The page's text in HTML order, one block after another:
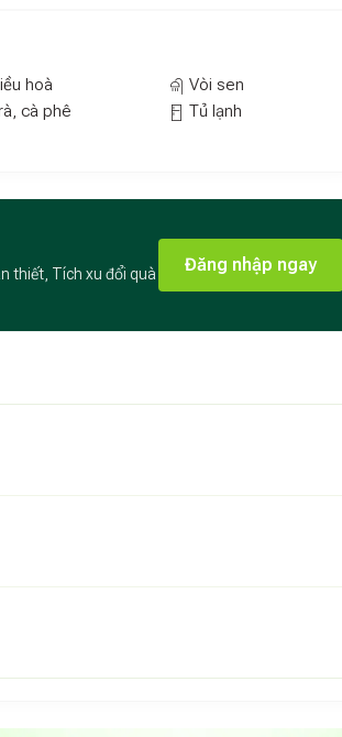
hoà
Vòi sen
cà phê Tủ lạnh
thiết, Tích xu đổi quà
Đăng nhập ngay